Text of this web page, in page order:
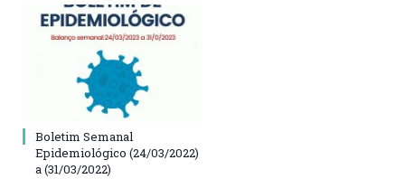
Boletim Semanal
Epidemiológico (24/03/2022)
a (31/03/2022)